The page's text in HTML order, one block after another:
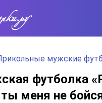
мужские
футболка
ты меня не